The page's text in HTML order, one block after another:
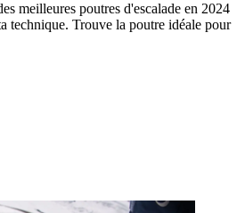
meilleures poutres d'escalade en 2024
technique. Trouve la poutre idéale pour